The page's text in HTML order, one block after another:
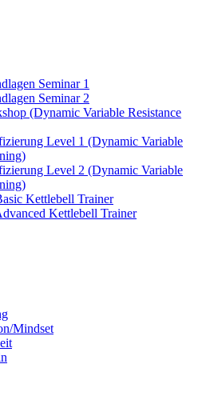
Seminar 1
Seminar 2
(Dynamic Variable Resistance
Level 1 (Dynamic Variable
Level 2 (Dynamic Variable
Kettlebell Trainer
Kettlebell Trainer
Mindset